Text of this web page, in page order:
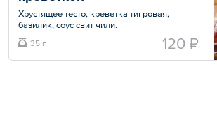
Хрустящее тесто, креветка тигровая,
базилик, соус свит чили.
Минимальный заказ — 10 шт.
35 г 120 ₽